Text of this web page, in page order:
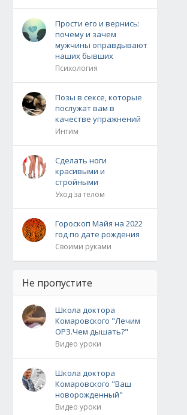
Прости его и вернись:
почему и зачем
мужчины оправдывают
наших бывших
Психология
Позы в сексе, которые
послужат вам в
качестве упражнений
Интим
Сделать ноги
красивыми и
стройными
Уход за телом
Гороскоп Майя на 2022
год по дате рождения
Своими руками
Не пропустите
Школа доктора
Комаровского "Лечим
ОРЗ.Чем дышать?"
Видео уроки
Школа доктора
Комаровского "Ваш
новорожденный"
Видео уроки